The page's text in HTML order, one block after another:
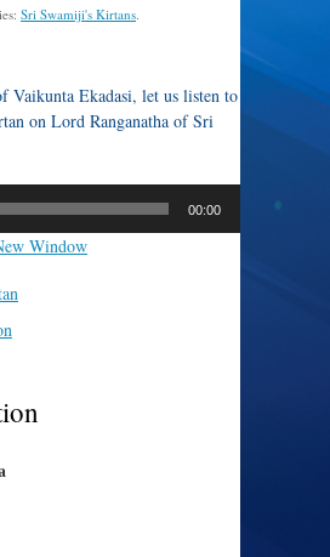
Sri Swamiji's Kirtans.
Vaikunta Ekadasi, let us listen to
on Lord Ranganatha of Sri
00:00
Window